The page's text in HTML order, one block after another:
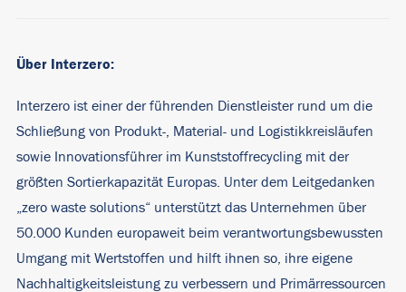
Über Interzero:
Interzero ist einer der führenden Dienstleister rund um die
Schließung von Produkt-, Material- und Logistikkreisläufen
sowie Innovationsführer im Kunststoffrecycling mit der
größten Sortierkapazität Europas. Unter dem Leitgedanken
„zero waste solutions“ unterstützt das Unternehmen über
50.000 Kunden europaweit beim verantwortungsbewussten
Umgang mit Wertstoffen und hilft ihnen so, ihre eigene
Nachhaltigkeitsleistung zu verbessern und Primärressourcen